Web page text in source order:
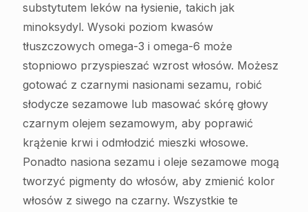
substytutem leków na łysienie, takich jak
minoksydyl. Wysoki poziom kwasów
tłuszczowych omega-3 i omega-6 może
stopniowo przyspieszać wzrost włosów. Możesz
gotować z czarnymi nasionami sezamu, robić
słodycze sezamowe lub masować skórę głowy
czarnym olejem sezamowym, aby poprawić
krążenie krwi i odmłodzić mieszki włosowe.
Ponadto nasiona sezamu i oleje sezamowe mogą
tworzyć pigmenty do włosów, aby zmienić kolor
włosów z siwego na czarny. Wszystkie te